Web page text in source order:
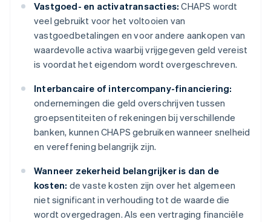
Vastgoed- en activatransacties: CHAPS wordt
veel gebruikt voor het voltooien van
vastgoedbetalingen en voor andere aankopen van
waardevolle activa waarbij vrijgegeven geld vereist
is voordat het eigendom wordt overgeschreven.
Interbancaire of intercompany-financiering:
ondernemingen die geld overschrijven tussen
groepsentiteiten of rekeningen bij verschillende
banken, kunnen CHAPS gebruiken wanneer snelheid
en vereffening belangrijk zijn.
Wanneer zekerheid belangrijker is dan de
kosten: de vaste kosten zijn over het algemeen
niet significant in verhouding tot de waarde die
wordt overgedragen. Als een vertraging financiële